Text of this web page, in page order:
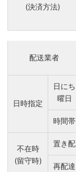
(決済方法)
配送業者
日時指定
日にち
曜日
時間帯
不在時
(留守時)
置き配
再配達